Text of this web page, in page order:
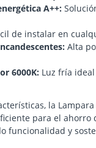
A++:
de instalar en
Alta
6000K: Luz fría
la Lampara
para el ahorro
funcionalidad y